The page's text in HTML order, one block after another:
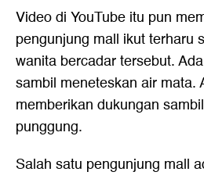
Video di YouTube itu pun
pengunjung mall ikut terharu
wanita bercadartersebut.
sambil meneteskan air mata.
memberikan dukungan
punggung.
Salah satu pengunjung mall